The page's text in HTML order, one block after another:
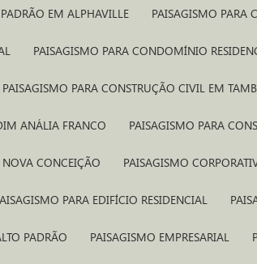
EM ALPHAVILLE PAISAGISMO
PAISAGISMO PARA CONDOMÍNIO
PAISAGISMO PARA CONSTRUÇÃO CIVIL EM
ANÁLIA FRANCO PAISAGISMO PARA
NOVA CONCEIÇÃO PAISAGISMO
PAISAGISMO PARA EDIFÍCIO RESIDENCIAL
PADRÃO PAISAGISMO EMPRESARIAL